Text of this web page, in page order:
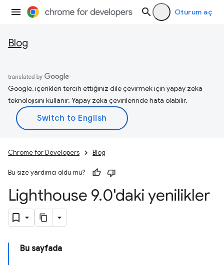
Oturum aç
Blog
Google, içerikleri tercih ettiğiniz dile çevirmek için yapay zeka
teknolojisini kullanır. Yapay zeka çevirilerinde hata olabilir.
Chrome for Developers Blog
Bu size yardımcı oldu mu?
Lighthouse 9.0'daki yenilikler
Bu sayfada